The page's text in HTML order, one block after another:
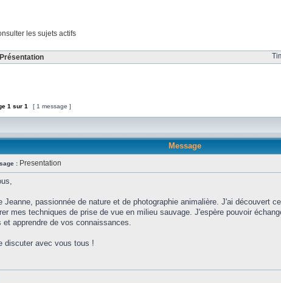
les sujets actifs
Présentation
1 sur 1 [ 1 message ]
Message
: Presentation
Jeanne, passionnée de nature et de photographie animalière. J'ai découvert
mes techniques de prise de vue en milieu sauvage. J'espère pouvoir
et apprendre de vos connaissances.
discuter avec vous tous !